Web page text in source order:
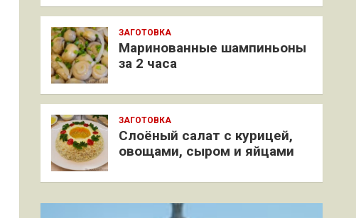
ЗАГОТОВКА
Маринованные шампиньоны
за 2 часа
ЗАГОТОВКА
Слоёный салат с курицей,
овощами, сыром и яйцами